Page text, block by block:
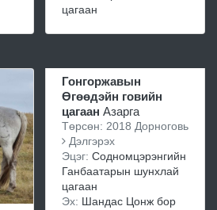
цагаан
Гонгоржавын
Өгөөдэйн говийн
цагаан Азарга
Төрсөн: 2018 Дорноговь
Дэлгэрэх
Эцэг: Содномцэрэнгийн
Ганбаатарын шунхлай
цагаан
Эх: Шандас Цонж бор